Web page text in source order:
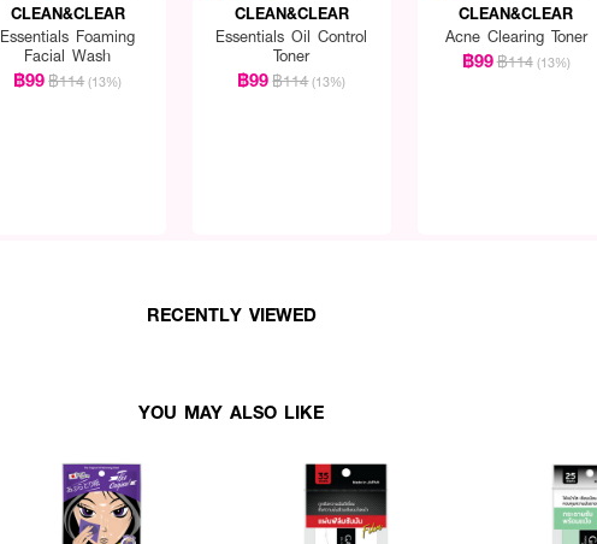
CLEAN&CLEAR
Essentials Foaming
Facial Wash
฿99฿114 (13%)
CLEAN&CLEAR
Essentials Oil Control
Toner
฿99฿114 (13%)
CLEAN&CLEAR
Acne Clearing Toner
฿99฿114 (13%)
RECENTLY VIEWED
YOU MAY ALSO LIKE